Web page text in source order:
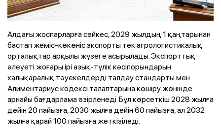
Алдағы жоспарларға сәйкес, 2029 жылдың 1 қаңтарынан
бастап жеміс-көкөніс экспорты тек агрологистикалық
орталықтар арқылы жүзеге асырылады. Экспорттық
әлеуеті жоғары ірі азық-түлік кәсіпорындарын
халықаралық тәуекелдерді талдау стандарты мен
Алиментариус кодексі талаптарына көшіру жөнінде
арнайы бағдарлама әзірленеді. Бұл көрсеткіш 2028 жылға
дейін 20 пайызға, 2030 жылға дейін 60 пайызға, ал 2032
жылға қарай 100 пайызға жеткізіледі.